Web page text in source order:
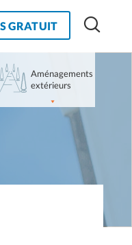
GRATUIT
Aménagements
extérieurs